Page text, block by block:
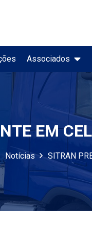
Associados
EM
Notícias SITRAN